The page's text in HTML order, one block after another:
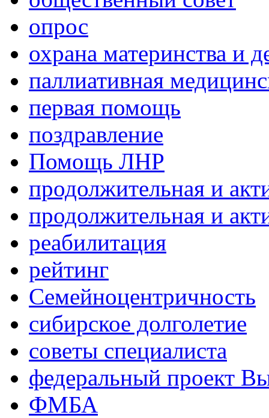
опрос
охрана материнства и
паллиативная
первая помощь
поздравление
Помощь ЛНР
продолжительная и
продолжительная и
реабилитация
рейтинг
Семейноцентричность
сибирское долголетие
советы специалиста
федеральный проект
ФМБА